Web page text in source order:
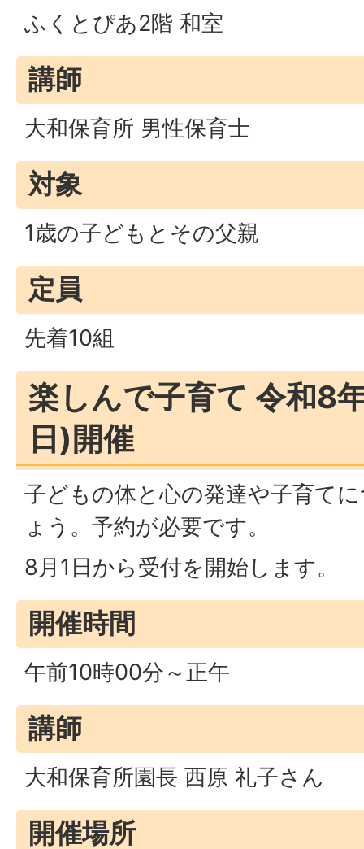
ふくとぴあ2階 和室
講師
大和保育所 男性保育士
対象
1歳の子どもとその父親
定員
先着10組
楽しんで子育て 令和8
日)開催
子どもの体と心の発達や子育て
ょう。予約が必要です。
8月1日から受付を開始します。
開催時間
午前10時00分～正午
講師
大和保育所園長 西原 礼子さん
開催場所